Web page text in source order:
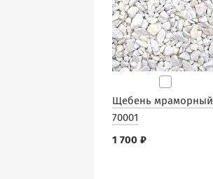
Щебень мраморный
70001
1 700 ₽